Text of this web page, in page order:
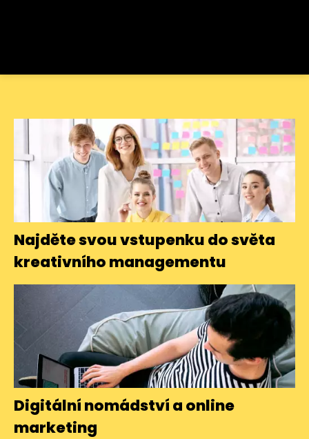
Najděte svou vstupenku do světa
kreativního managementu
Digitální nomádství a online
marketing